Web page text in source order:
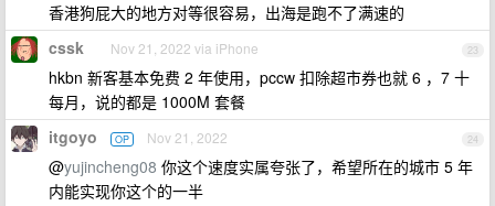
香港狗屁大的地方对等很容易，出海是跑不了满速的
23
cssk Nov 21, 2022 via iPhone
hkbn 新客基本免费 2 年使用，pccw 扣除超市券也就 6 ，7 十
每月，说的都是 1000M 套餐
24
itgoyo OP Nov 21, 2022
@yujincheng08 你这个速度实属夸张了，希望所在的城市 5 年
内能实现你这个的一半